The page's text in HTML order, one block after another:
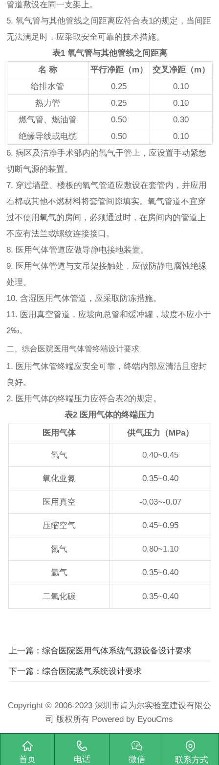
管道敷设在同一支架上。
5. 氧气管与其他管线之间距离应符合表1的规定，当间距
无法满足时，应采取安全可靠的技术措施。
表1 氧气管与其他管线之间距离
名 称
平行净距（m）
交叉净距（m）
给排水管
0.25
0.10
热力管
0.25
0.10
燃气管、燃油管
0.50
0.30
绝缘导线或电缆
0.50
0.10
6. 病区及洁净手术部内的氧气干管上，应设置手动紧急
切断气源的装置。
7. 穿过墙壁、楼板的氧气管道应敷设在套管内，并应用
石棉或其他不燃材料将套管间隙填实。氧气管道不宜穿
过不使用氧气的房间，必须通过时，在房间内的管道上
不应有法兰或螺纹连接接口。
8. 医用气体管道应做导静电接地装置。
9. 医用气体管道与支吊架接触处，应做防静电腐蚀绝缘
处理。
10. 含湿医用气体管道，应采取防冻措施。
11. 医用真空管道，应坡向总管和缓冲罐，坡度不应小于
2‰。
二、综合医院医用气体管终端设计要求
1. 医用气体管终端应安全可靠，终端内部应清洁且密封
良好。
2. 医用气体的终端压力应符合表2的规定。
表2 医用气体的终端压力
医用气体
供气压力（MPa）
氧气 0.40~0.45
氧化亚氮 0.35~0.40
医用真空 -0.03~-0.07
压缩空气 0.45~0.95
氮气 0.80~1.10
氩气 0.35~0.40
二氧化碳 0.35~0.40
上一篇：综合医院医用气体系统气源设备设计要求
下一篇：综合医院蒸气系统设计要求
Copyright © 2006-2023 深圳市肯为尔实验室建设有限公
司 版权所有 Powered by EyouCms
首页 电话 微信 联系方式